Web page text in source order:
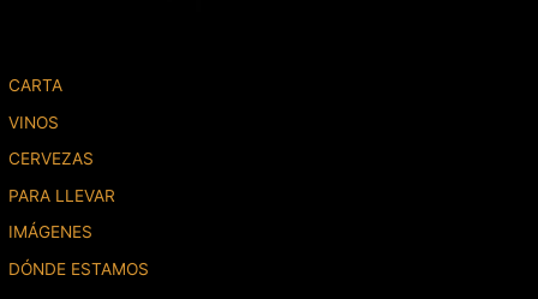
CARTA
VINOS
CERVEZAS
PARA LLEVAR
IMÁGENES
DÓNDE ESTAMOS